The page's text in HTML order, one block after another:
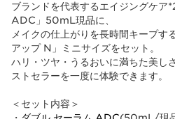
ブランドを代表するエイジングケア
ADC」50mL現品に、
メイクの仕上がりを長時間キープす
アップ N」ミニサイズをセット。
ハリ・ツヤ・うるおいに満ちた美し
ストセラーを一度に体験できます。
＜セット内容＞